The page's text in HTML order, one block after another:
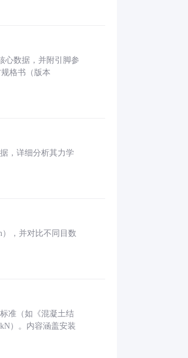
心数据，并附引脚参
格书（版本
，详细分析其力学
，并对比不同目数
准（如《混凝土结
）。内容涵盖安装